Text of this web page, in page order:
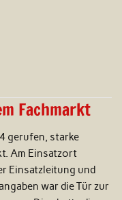
Fachmarkt
gerufen, starke
Am Einsatzort
Einsatzleitung und
war die Tür zur